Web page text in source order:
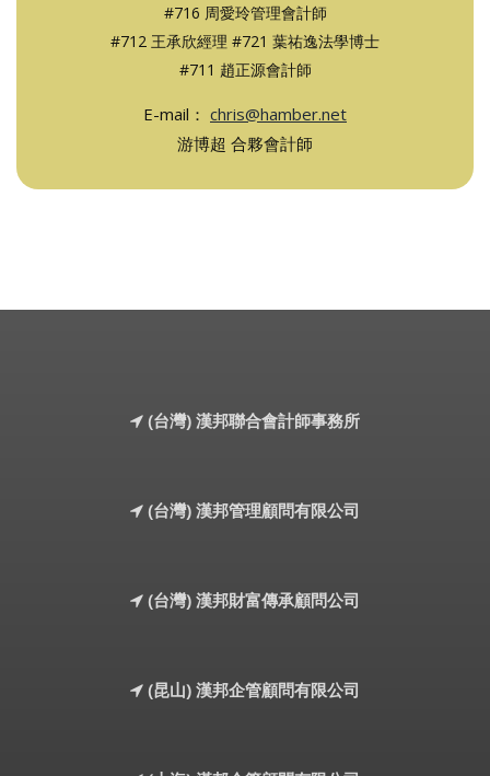
#716 周愛玲管理會計師
#712 王承欣經理 #721 葉祐逸法學博士
#711 趙正源會計師
E-mail： chris@hamber.net
游博超 合夥會計師
(台灣) 漢邦聯合會計師事務所
(台灣) 漢邦管理顧問有限公司
(台灣) 漢邦財富傳承顧問公司
(昆山) 漢邦企管顧問有限公司